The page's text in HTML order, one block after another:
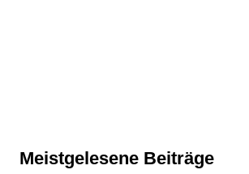
Meistgelesene Beiträge